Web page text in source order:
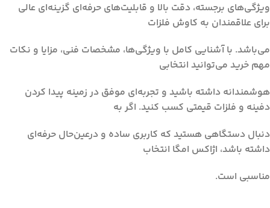
ویژگی‌های برجسته، دقت بالا و قابلیت‌های حرفه‌ای گزینه‌ای عالی
برای علاقمندان به کاوش فلزات
می‌باشد. با آشنایی کامل با ویژگی‌ها، مشخصات فنی، مزایا و نکات
مهم خرید می‌توانید انتخابی
هوشمندانه داشته باشید و تجربه‌ای موفق در زمینه پیدا کردن
دفینه و فلزات قیمتی کسب کنید. اگر به
دنبال دستگاهی هستید که کاربری ساده و درعین‌حال حرفه‌ای
داشته باشد، اژاکس امگا انتخاب
مناسبی است.